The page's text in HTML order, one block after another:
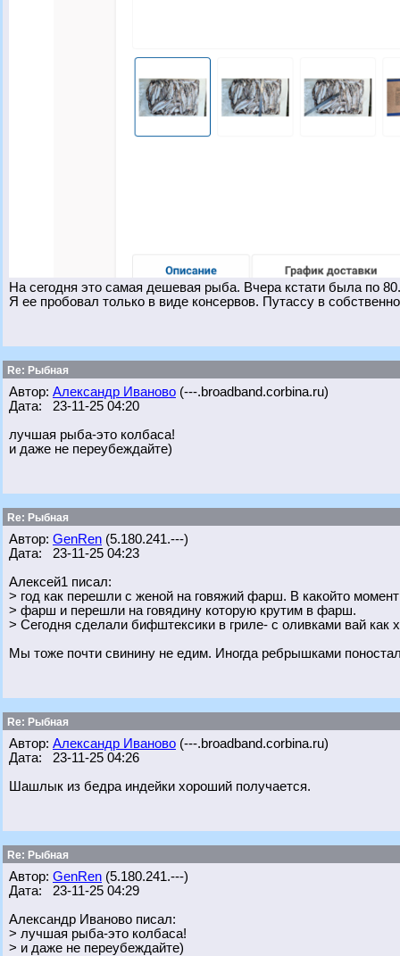
На сегодня это самая дешевая рыба. Вчера кстати была по 80.
Я ее пробовал только в виде консервов. Путассу в
Re: Рыбная
Автор: Александр Иваново (---.broadband.corbina.ru)
Дата: 23-11-25 04:20
лучшая рыба-это колбаса!
и даже не переубеждайте)
Re: Рыбная
Автор: GenRen (5.180.241.---)
Дата: 23-11-25 04:23
Алексей1 писал:
> год как перешли с женой на говяжий фарш. В какойто
> фарш и перешли на говядину которую крутим в фарш.
> Сегодня сделали бифштексики в гриле- с оливками вай как
Мы тоже почти свинину не едим. Иногда ребрышками
Re: Рыбная
Автор: Александр Иваново (---.broadband.corbina.ru)
Дата: 23-11-25 04:26
Шашлык из бедра индейки хороший получается.
Re: Рыбная
Автор: GenRen (5.180.241.---)
Дата: 23-11-25 04:29
Александр Иваново писал:
> лучшая рыба-это колбаса!
> и даже не переубеждайте)